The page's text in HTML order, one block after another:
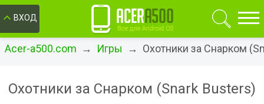
ВХОД
Acer-a500.com → Игры → Охотники за Снарком
Охотники за Снарком (Snark Busters)